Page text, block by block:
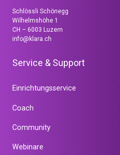
Schlössli Schönegg
Wilhelmshöhe 1
CH – 6003 Luzern
info@klara.ch
Service & Support
Einrichtungsservice
Coach
Community
Webinare